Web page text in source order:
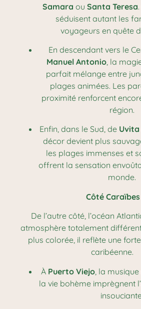
Samara ou Santa Teresa
séduisent autant les
voyageurs en quête
En descendant vers le
Manuel Antonio, la
parfait mélange entre
plages animées. Les
proximité renforcent
région.
Enfin, dans le Sud, de Uvita
décor devient plus
les plages immenses et
offrent la sensation
monde.
Côté Caraïbes
De l’autre côté, l’océan
atmosphère totalement
plus colorée, il reflète une
caribéenne.
À Puerto Viejo, la
la vie bohème imprègnent